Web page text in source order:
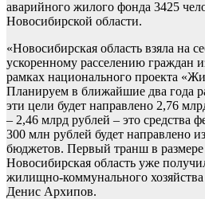
аварийного жилого фонда 3425
Новосибирской области.
«Новосибирская область взяла на
ускоренному расселению граждан
рамках национального проекта
Планируем в ближайшие два года
эти цели будет направлено 2,76
– 2,46 млрд рублей – это средства
300 млн рублей будет направлено
бюджетов. Первый транш в размере
Новосибирская область уже
жилищно-коммунального
Денис Архипов.